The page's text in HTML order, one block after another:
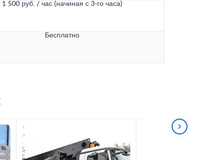
1 500 руб. / час (начиная с 3-го часа)
Бесплатно